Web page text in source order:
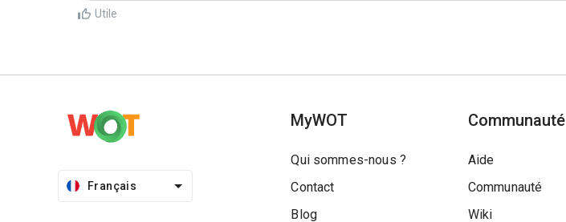
Utile
Français
MyWOT
Qui sommes-nous ?
Contact
Blog
Communauté
Aide
Communauté
Wiki